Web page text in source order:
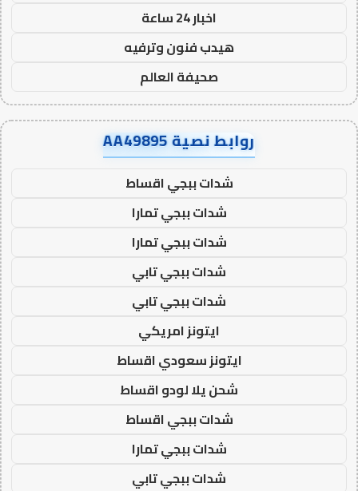
اخبار 24 ساعة
هيدب فنون وترفيه
صحيفة العالم
روابط نصية AA49895
شدات ببجي اقساط
شدات ببجي تمارا
شدات ببجي تمارا
شدات ببجي تابي
شدات ببجي تابي
ايتونز امريكي
ايتونز سعودي اقساط
شحن يلا لودو اقساط
شدات ببجي اقساط
شدات ببجي تمارا
شدات ببجي تابي